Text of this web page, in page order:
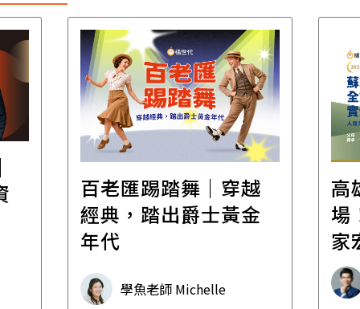
百老匯踢踏舞｜穿越
經典，踏出爵士黃金
年代
學魚老師 Michelle
高
場
家
承